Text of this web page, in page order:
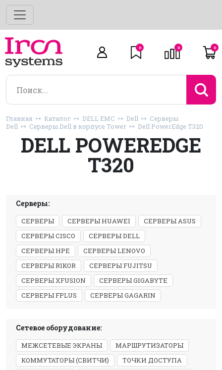
0 0 0
Главная Каталог DELL EMC Dell
Серверы
Dell
Серверы Dell в корпусе Tower Dell PowerEdge T320
DELL POWEREDGE
T320
Серверы:
СЕРВЕРЫ СЕРВЕРЫ HUAWEI
СЕРВЕРЫ ASUS
СЕРВЕРЫ CISCO
СЕРВЕРЫ DELL
СЕРВЕРЫ HPE
СЕРВЕРЫ LENOVO
СЕРВЕРЫ RIKOR
СЕРВЕРЫ FUJITSU
СЕРВЕРЫ XFUSION
СЕРВЕРЫ GIGABYTE
СЕРВЕРЫ FPLUS
СЕРВЕРЫ GAGARIN
Сетевое оборудование:
МЕЖСЕТЕВЫЕ ЭКРАНЫ
МАРШРУТИЗАТОРЫ
КОММУТАТОРЫ (СВИТЧИ)
ТОЧКИ ДОСТУПА